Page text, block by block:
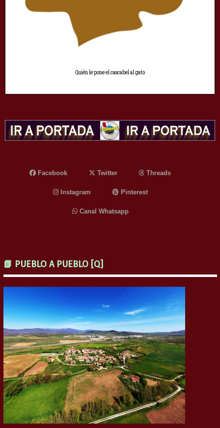
Quién le pone el cascabel al gato
Facebook Twitter Threads
Instagram Pinterest
Canal Whatsapp
📗 PUEBLO A PUEBLO [Q]